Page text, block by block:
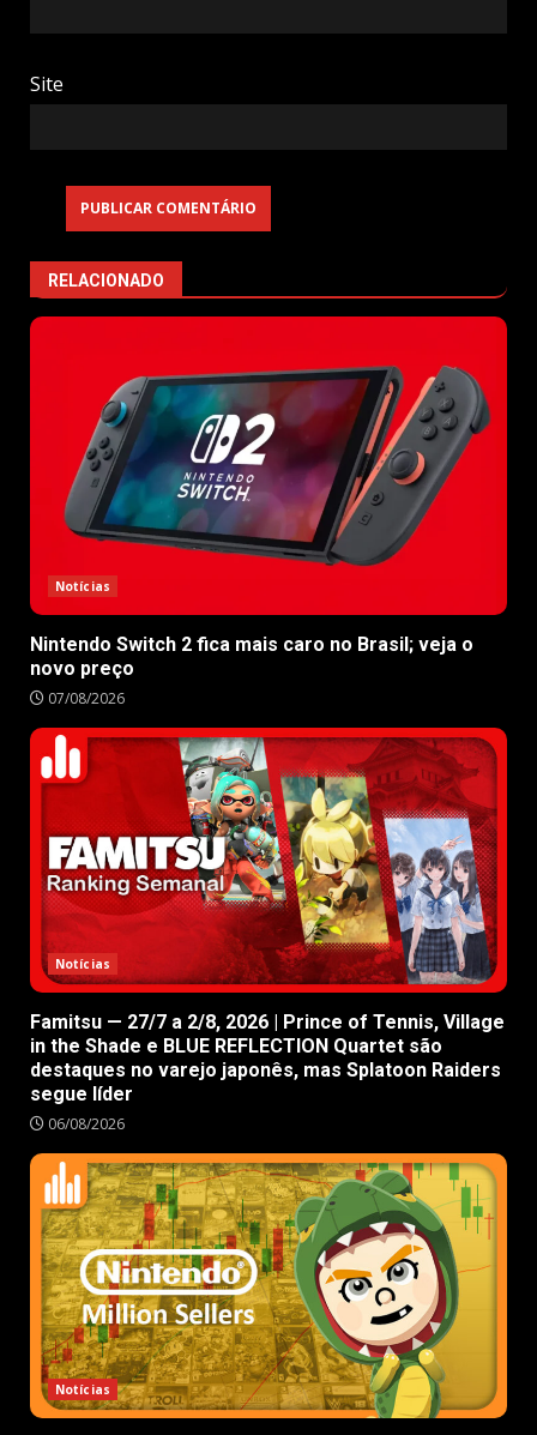
Site
RELACIONADO
Notícias
Nintendo Switch 2 fica mais caro no Brasil; veja o
novo preço
07/08/2026
Notícias
Famitsu — 27/7 a 2/8, 2026 | Prince of Tennis, Village
in the Shade e BLUE REFLECTION Quartet são
destaques no varejo japonês, mas Splatoon Raiders
segue líder
06/08/2026
Notícias